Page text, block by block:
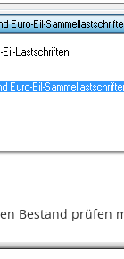
Bestand prüfen